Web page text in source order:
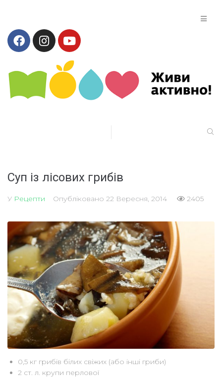
Суп із лісових грибів
У Рецепти Опубліковано 22 Вересня, 2014 2405
0,5 кг грибів білих свіжих (або інші гриби)
2 ст. л. крупи перлової